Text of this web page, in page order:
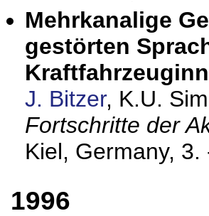
Mehrkanalige
gestörten
J. Bitzer, K.U.
Fortschritte der
Kiel, Germany, 3.
1996